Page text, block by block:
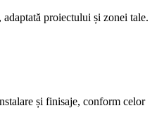
proiectului și zonei tale.
și finisaje, conform celor